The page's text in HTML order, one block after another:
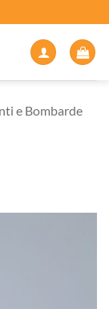
e Bombarde